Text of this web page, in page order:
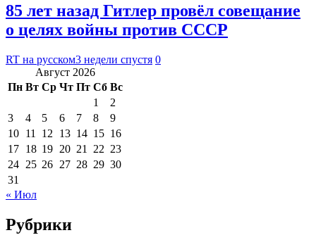
85 лет назад Гитлер провёл совещание
о целях войны против СССР
RT на русском3 недели спустя 0
Август 2026
Пн Вт Ср Чт Пт Сб Вс
1
2
3
4 5 6 7 8
9
10 11 12 13 14 15 16
17 18 19 20 21 22 23
24 25 26 27 28 29 30
31
« Июл
Рубрики